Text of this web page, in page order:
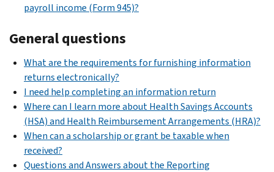
payroll income (Form 945)?
General questions
What are the requirements for furnishing information
returns electronically?
I need help completing an information return
Where can I learn more about Health Savings Accounts
(HSA) and Health Reimbursement Arrangements (HRA)?
When can a scholarship or grant be taxable when
received?
Questions and Answers about the Reporting